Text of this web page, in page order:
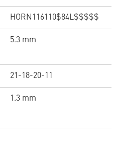
HORN116110$84L$$$$$
5.3 mm
21-18-20-11
1.3 mm